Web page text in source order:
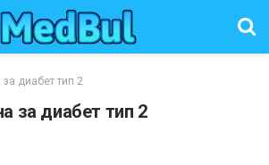
за диабет тип 2
за диабет тип 2